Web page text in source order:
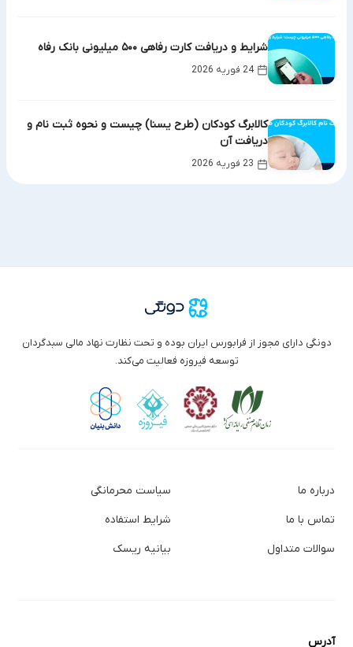
شرایط و دریافت کارت رفاهی ۵۰۰ میلیونی بانک رفاه
24 فوریه 2026
کالابرگ کودکان (طرح یسنا) چیست و نحوه ثبت نام و
دریافت آن
23 فوریه 2026
دونگی دارای مجوز از فرابورس ایران بوده و تحت نظارت نهاد مالی سبدگردان
توسعه فیروزه فعالیت می‌کند.
درباره ما
تماس با ما
سوالات متداول
سیاست محرمانگی
شرایط استفاده
بیانیه ریسک
آدرس